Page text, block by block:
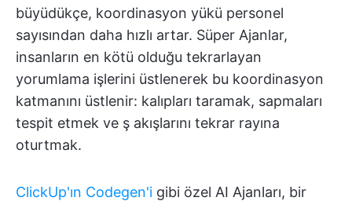
büyüdükçe, koordinasyon yükü personel
sayısından daha hızlı artar. Süper Ajanlar,
insanların en kötü olduğu tekrarlayan
yorumlama işlerini üstlenerek bu koordinasyon
katmanını üstlenir: kalıpları taramak, sapmaları
tespit etmek ve ş akışlarını tekrar rayına
oturtmak.
ClickUp'ın Codegen'i gibi özel AI Ajanları, bir